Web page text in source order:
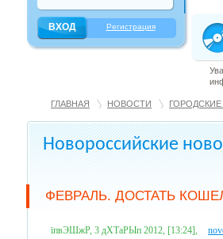
Регистрация
ГЛАВНАЯ НОВОСТИ
Новороссийские
ФЕВРАЛЬ. ДОСТАТЬ
їпвЭШжР, 3 дХТаРЫп 2012, [13:24],